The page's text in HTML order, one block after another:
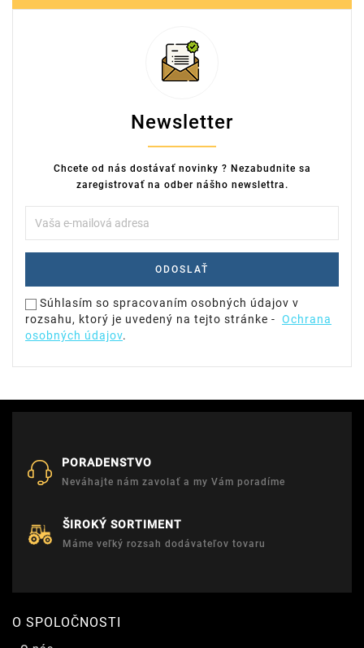
Newsletter
Chcete od nás dostávať novinky ? Nezabudnite sa
zaregistrovať na odber nášho newslettra.
Súhlasím so spracovaním osobných údajov v
rozsahu, ktorý je uvedený na tejto stránke - Ochrana
osobných údajov.
PORADENSTVO
Neváhajte nám zavolať a my Vám poradíme
ŠIROKÝ SORTIMENT
Máme veľký rozsah dodávateľov tovaru
O SPOLOČNOSTI